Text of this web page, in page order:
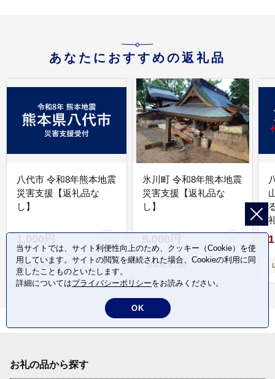
あなたにおすすめの返礼品
八代市 令和8年熊本地震
災害支援【返礼品な
し】
1,000円
熊本県 八代市
氷川町 令和8年熊本地震
災害支援【返礼品な
し】
5,000円
熊本県 氷川町
お礼の品から探す
当サイトでは、サイト利便性向上のため、クッキー（Cookie）を使
用しています。サイトの閲覧を継続された場合、Cookieの利用に同
意したことものといたします。
詳細についてはプライバシーポリシーをお読みください。
OK